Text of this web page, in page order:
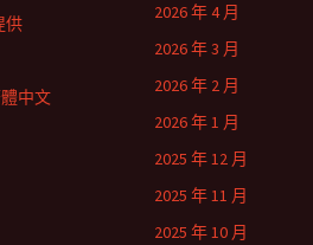
2026 年 4 月
2026 年 3 月
2026 年 2 月
2026 年 1 月
2025 年 12 月
2025 年 11 月
2025 年 10 月
供
中文